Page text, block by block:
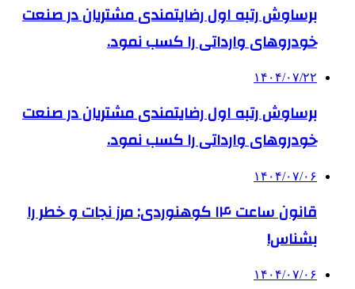
برساوش رتبه اول رضایتمندی مشتریان در صنعت
خودروهای وارداتی را کسب نمود.
۱۴۰۴/۰۷/۲۲
برساوش رتبه اول رضایتمندی مشتریان در صنعت
خودروهای وارداتی را کسب نمود.
۱۴۰۴/۰۷/۰۶
قانون ساعت ۱۴ کوهنوردی: مرز نجات و خطر را
بشناس!
۱۴۰۴/۰۷/۰۶